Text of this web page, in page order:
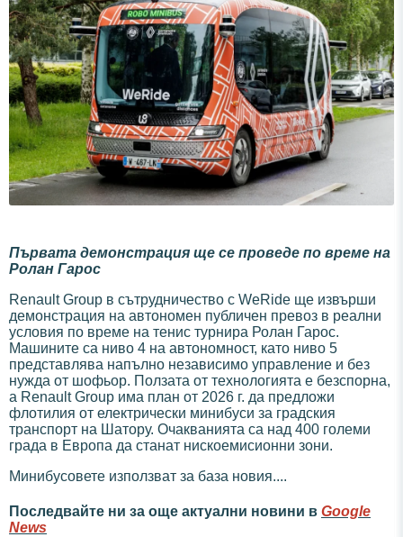
Първата демонстрация ще се проведе по време на
Ролан Гарос
Renault Group в сътрудничество с WeRide ще извърши
демонстрация на автономен публичен превоз в реални
условия по време на тенис турнира Ролан Гарос.
Машините са ниво 4 на автономност, като ниво 5
представлява напълно независимо управление и без
нужда от шофьор. Ползата от технологията е безспорна,
а Renault Group има план от 2026 г. да предложи
флотилия от електрически минибуси за градския
транспорт на Шатору. Очакванията са над 400 големи
града в Европа да станат нискоемисионни зони.
Минибусовете използват за база новия....
Последвайте ни за още актуални новини в Google
News